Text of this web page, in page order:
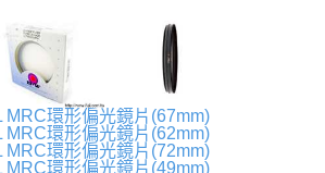
環形偏光鏡片(67mm)
環形偏光鏡片(62mm)
環形偏光鏡片(72mm)
環形偏光鏡片(49mm)